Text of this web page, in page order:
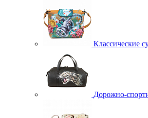
Классические
Дорожно-